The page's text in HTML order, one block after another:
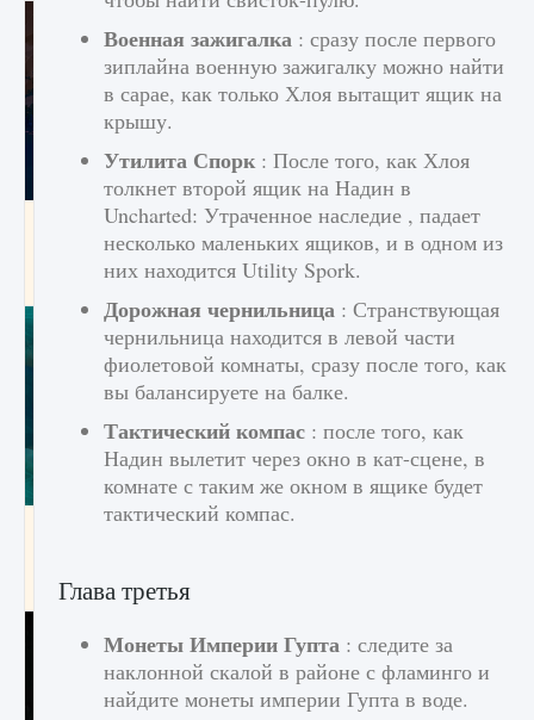
Как разблокировать заклинание Крист в
Creatures of Ava
9 августа 2024 1 393 0
Как приручить существ из степей Тамура в
9 августа 2024
Военная зажигалка : сразу после первого
зиплайна военную зажигалку можно найти
в сарае, как только Хлоя вытащит ящик на
крышу.
Утилита Спорк : После того, как Хлоя
толкнет второй ящик на Надин в
Uncharted: Утраченное наследие , падает
несколько маленьких ящиков, и в одном из
них находится Utility Spork.
Дорожная чернильница : Странствующая
чернильница находится в левой части
фиолетовой комнаты, сразу после того, как
вы балансируете на балке.
Тактический компас : после того, как
Надин вылетит через окно в кат-сцене, в
комнате с таким же окном в ящике будет
тактический компас.
Глава третья
Монеты Империи Гупта : следите за
наклонной скалой в районе с фламинго и
найдите монеты империи Гупта в воде.